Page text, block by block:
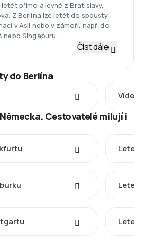
přímo a levně z Bratislavy,
Z Berlína lze letět do spousty
v Asii nebo v zámoří, např. do
nebo Singapuru.
Číst dále
do Berlína
Vídeň
Cestovatelé milují i